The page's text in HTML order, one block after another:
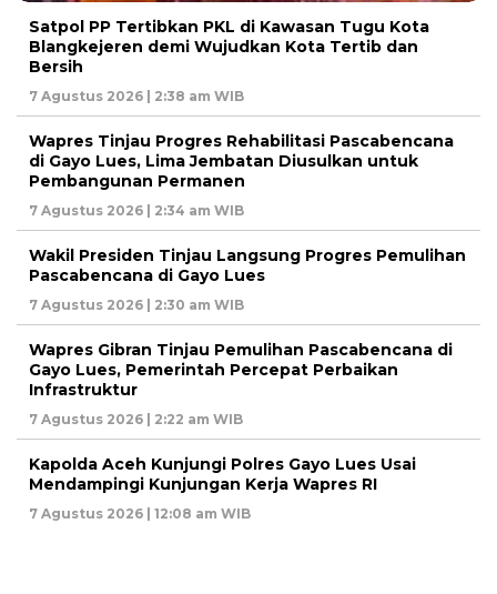
Satpol PP Tertibkan PKL di Kawasan Tugu Kota
Blangkejeren demi Wujudkan Kota Tertib dan
Bersih
7 Agustus 2026 | 2:38 am WIB
Wapres Tinjau Progres Rehabilitasi Pascabencana
di Gayo Lues, Lima Jembatan Diusulkan untuk
Pembangunan Permanen
7 Agustus 2026 | 2:34 am WIB
Wakil Presiden Tinjau Langsung Progres Pemulihan
Pascabencana di Gayo Lues
7 Agustus 2026 | 2:30 am WIB
Wapres Gibran Tinjau Pemulihan Pascabencana di
Gayo Lues, Pemerintah Percepat Perbaikan
Infrastruktur
7 Agustus 2026 | 2:22 am WIB
Kapolda Aceh Kunjungi Polres Gayo Lues Usai
Mendampingi Kunjungan Kerja Wapres RI
7 Agustus 2026 | 12:08 am WIB